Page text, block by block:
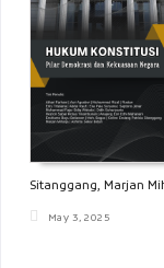
Sitanggang, Marjan
May 3, 2025